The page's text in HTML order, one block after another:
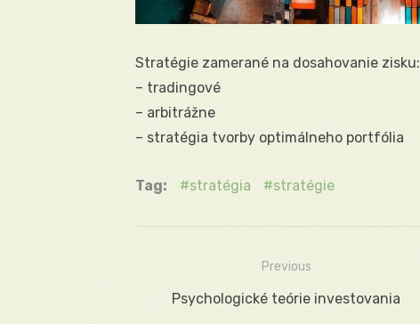
Stratégie zamerané na dosahovanie zisku:
– tradingové
– arbitrážne
– stratégia tvorby optimálneho portfólia
Tag: stratégia stratégie
Navigácia
Previous
Previous
Psychologické teórie investovania